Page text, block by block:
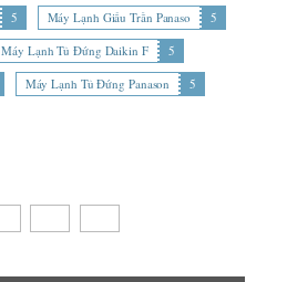
5 Máy Lạnh Giấu Trần Panaso
5
Máy Lạnh Tủ Đứng Daikin F
5
Máy Lạnh Tủ Đứng Panason 5